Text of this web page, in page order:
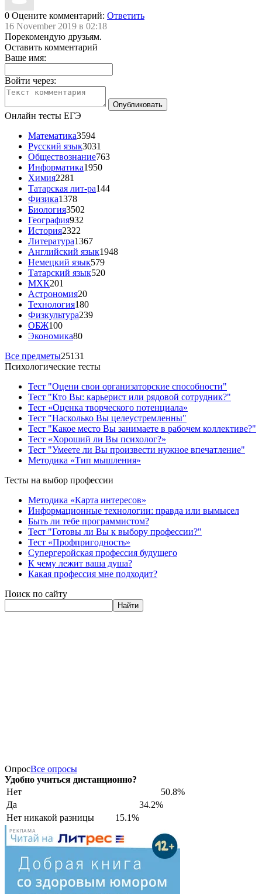
0 Оцените комментарий: Ответить
16 November 2019 в 02:18
Порекомендую друзьям.
Оставить комментарий
Ваше имя:
Войти через:
Онлайн тесты ЕГЭ
Математика3594
Русский язык3031
Обществознание763
Информатика1950
Химия2281
Татарская лит-ра144
Физика1378
Биология3502
География932
История2322
Литература1367
Английский язык1948
Немецкий язык579
Татарский язык520
МХК201
Астрономия20
Технология180
Физкультура239
ОБЖ100
Экономика80
Все предметы25131
Психологические тесты
Тест "Оцени свои организаторские способности"
Тест "Кто Вы: карьерист или рядовой сотрудник?"
Тест «Оценка творческого потенциала»
Тест "Насколько Вы целеустремленны"
Тест "Какое место Вы занимаете в рабочем коллективе?"
Тест «Хороший ли Вы психолог?»
Тест "Умеете ли Вы произвести нужное впечатление"
Методика «Тип мышления»
Тесты на выбор профессии
Методика «Карта интересов»
Информационные технологии: правда или вымысел
Быть ли тебе программистом?
Тест "Готовы ли Вы к выбору профессии?"
Тест «Профпригодность»
Супергеройская профессия будущего
К чему лежит ваша душа?
Какая профессия мне подходит?
Поиск по сайту
Найти
ОпросВсе опросы
Удобно учиться дистанционно?
Нет
50.8%
Да
34.2%
Нет никакой разницы
15.1%
РЕКЛАМА